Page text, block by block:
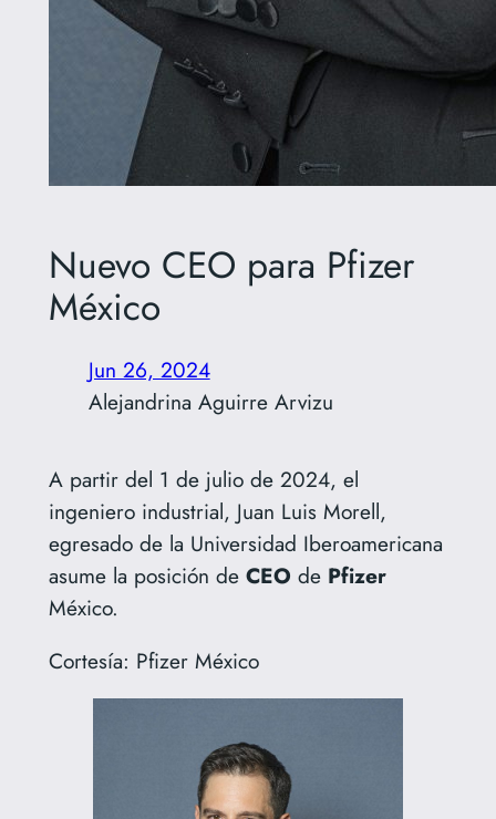
Nuevo CEO para Pfizer
México
Jun 26, 2024
Alejandrina Aguirre Arvizu
A partir del 1 de julio de 2024, el
ingeniero industrial, Juan Luis Morell,
egresado de la Universidad Iberoamericana
asume la posición de CEO de Pfizer
México.
Cortesía: Pfizer México